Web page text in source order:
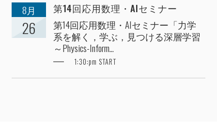
8月
26
第14回応用数理・AIセミナー
第14回応用数理・AIセミナー「力学
系を解く，学ぶ，見つける深層学習
～Physics-Inform...
1:30:pm START